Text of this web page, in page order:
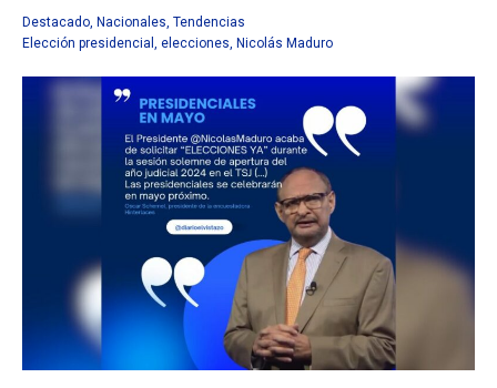
Destacado, Nacionales, Tendencias
Elección presidencial , elecciones, Nicolás Maduro